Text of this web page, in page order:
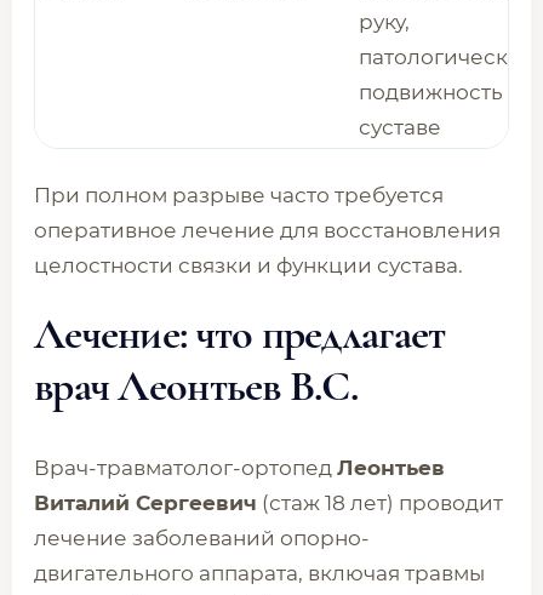
руку,
патологическая
подвижность в
суставе
При полном разрыве часто требуется
оперативное лечение для восстановления
целостности связки и функции сустава.
Лечение: что предлагает
врач Леонтьев В.С.
Врач-травматолог-ортопед Леонтьев
Виталий Сергеевич (стаж 18 лет) проводит
лечение заболеваний опорно-
двигательного аппарата, включая травмы